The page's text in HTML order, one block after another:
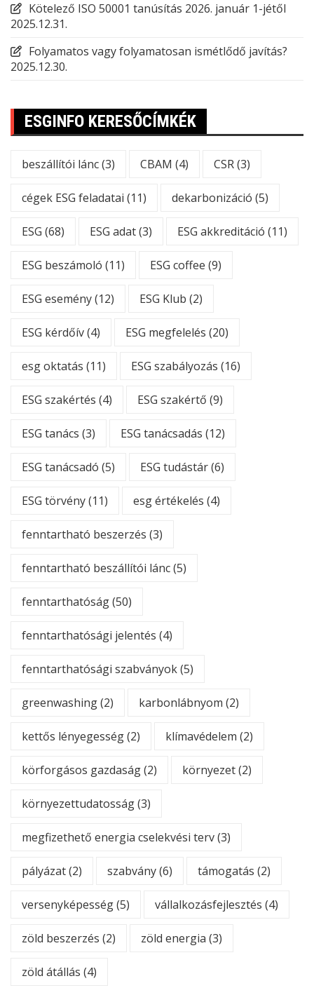
Kötelező ISO 50001 tanúsítás 2026. január 1-jétől
2025.12.31.
Folyamatos vagy folyamatosan ismétlődő javítás?
2025.12.30.
ESGINFO KERESŐCÍMKÉK
beszállítói lánc(3) CBAM (4) CSR(3)
cégek ESG feladatai (11) dekarbonizáció (5)
ESG (68) ESG adat(3) ESG akkreditáció (11)
ESG beszámoló (11) ESG coffee (9)
ESG esemény(12) ESG Klub (2)
ESG kérdőív(4) ESG megfelelés (20)
esg oktatás (11) ESG szabályozás (16)
ESG szakértés (4) ESG szakértő (9)
ESG tanács (3) ESG tanácsadás (12)
ESG tanácsadó (5) ESG tudástár(6)
ESG törvény(11) esg értékelés (4)
fenntartható beszerzés (3)
fenntartható beszállítói lánc(5)
fenntarthatóság(50)
fenntarthatósági jelentés (4)
fenntarthatósági szabványok(5)
greenwashing(2) karbonlábnyom (2)
kettős lényegesség(2) klímavédelem (2)
körforgásos gazdaság(2) környezet(2)
környezettudatosság(3)
megfizethető energia cselekvési terv(3)
pályázat(2) szabvány(6) támogatás (2)
versenyképesség(5) vállalkozásfejlesztés (4)
zöld beszerzés (2) zöld energia (3)
zöld átállás (4)